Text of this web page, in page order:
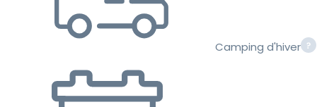
Camping d'hiver